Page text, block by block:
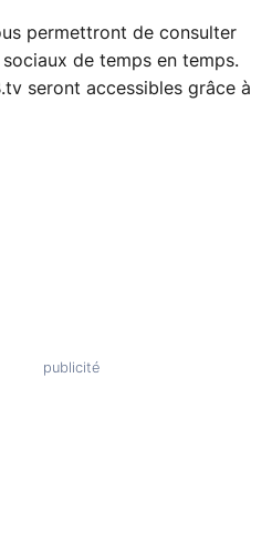
permettront de consulter
de temps en temps.
seront accessibles grâce à